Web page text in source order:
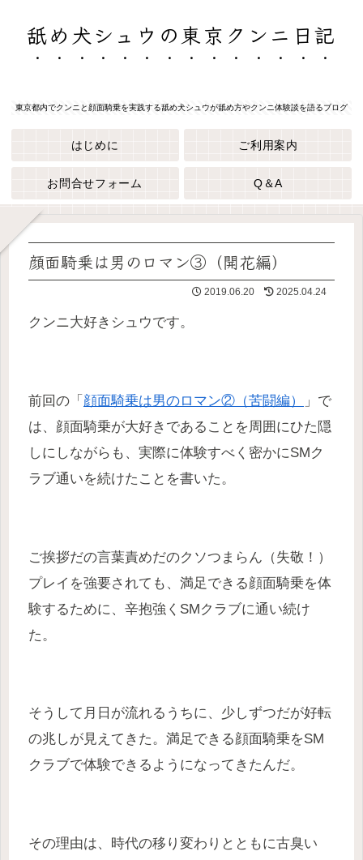
舐め犬シュウの東京クンニ日記
東京都内でクンニと顔面騎乗を実践する舐め犬シュウが舐め方やクンニ体験談を語るブログ
はじめに ご利用案内
お問合せフォーム Q＆A
顔面騎乗は男のロマン③（開花編）
2019.06.20 2025.04.24
クンニ大好きシュウです。
前回の「 顔面騎乗は男のロマン②（苦闘編）
」で
は、顔面騎乗が大好きであることを周囲にひた隠
しにしながらも、実際に体験すべく密かにSMク
ラブ通いを続けたことを書いた。
ご挨拶だの言葉責めだのクソつまらん（失敬！）
プレイを強要されても、満足できる顔面騎乗を体
験するために、辛抱強くSMクラブに通い続け
た。
そうして月日が流れるうちに、少しずつだが好転
の兆しが見えてきた。満足できる顔面騎乗をSM
クラブで体験できるようになってきたんだ。
その理由は、時代の移り変わりとともに古臭い